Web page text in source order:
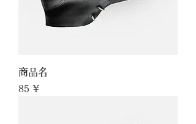
商品名
Preis
85 ¥